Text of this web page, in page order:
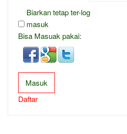
Biarkan tetap ter-log
masuk
Bisa Masuak pakai:
Masuk
Daftar